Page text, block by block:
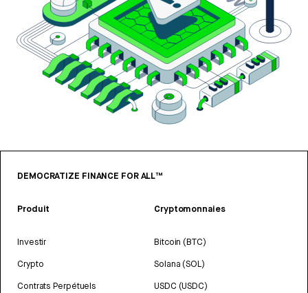
DEMOCRATIZE FINANCE FOR ALL™
Produit
Investir
Crypto
Contrats Perpétuels
Cryptomonnaies
Bitcoin (BTC)
Solana (SOL)
USDC (USDC)